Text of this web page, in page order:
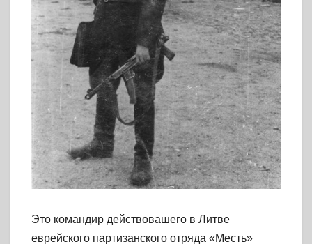
Это командир действовашего в Литве
еврейского партизанского отряда «Месть»